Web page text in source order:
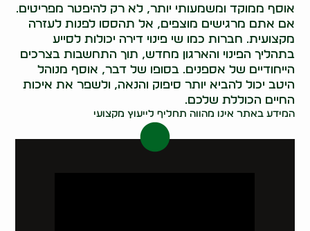
אוסף ממוקד ומשמעותי יותר, לא רק להיפטר מפריטים.
אם אתם מרגישים מוצפים, אל תהססו לפנות לעזרה
מקצועית. חברות כמו שי פינוי דירה יכולות לסייע
בתהליך הפינוי והארגון מחדש, תוך התחשבות בצרכים
הייחודיים של אספנים. בסופו של דבר, אוסף מנוהל
היטב יכול להביא יותר סיפוק והנאה, ולשפר את איכות
החיים הכוללת שלכם.
המידע באתר אינו מהווה תחליף לייעוץ מקצועי